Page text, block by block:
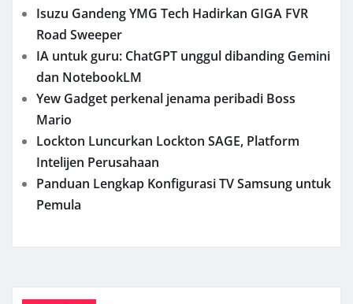
Isuzu Gandeng YMG Tech Hadirkan GIGA FVR
Road Sweeper
IA untuk guru: ChatGPT unggul dibanding Gemini
dan NotebookLM
Yew Gadget perkenal jenama peribadi Boss
Mario
Lockton Luncurkan Lockton SAGE, Platform
Intelijen Perusahaan
Panduan Lengkap Konfigurasi TV Samsung untuk
Pemula